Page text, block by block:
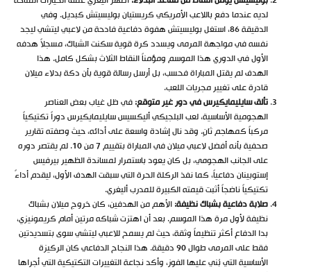
لديه عندما دفع باللاعب الأمريكي كريستيان بوليسيتش كبديل. وفي
الدقيقة 86، استغل بوليسيتش هفوة دفاعية فادحة من لاعبي ليتشي ليجد
نفسه في مواجهة المرمى ويسدد كرة قوية سكنت الشباك، مسجلاً هدفه
الأول في الدوري هذا الموسم ومؤمناً النقاط الثلاث بشكل كامل. هذا
الهدف لم يقتل المباراة فحسب، بل أرسل رسالة قوية بأن دكة بدلاء ميلان
قادرة على تغيير مجريات اللعب.
تألق سايليمايكيرس في دور غير متوقع:في ظل غياب بعض العناصر
الهجومية الأساسية، لعب البلجيكي أليكسيس سايليمايكيرس دوراً تكتيكياً
مركباً كمهاجم ثانٍ. وقد نال إشادة واسعة على أدائه، حيث وصفته تقارير
صحفية بأنه أفضل لاعبي ميلان في المباراة بتقييم 7 من 10. لم يقتصر دوره
على الجانب الهجومي، بل كان يعود باستمرار لمساندة الظهير بيرفيس
إستوبينان دفاعياً، كما نفذ الركلة الحرة التي سبقت الهدف الأول، ليقدم أداءً
تكتيكياً ناضجاً أثبت قيمته الكبيرة للمدرب أليغري.
صلابة دفاعية بشباك نظيفة:الأهم من الهدفين، كان خروج ميلان بشباك
نظيفة لأول مرة هذا الموسم. بعد أن اهتزت شباكه مرتين أمام كريمونيزي،
بدا الدفاع أكثر تنظيماً وثقة، حيث لم يسمح للاعبي ليتشي سوى بتسديدتين
فقط على المرمى طوال 90 دقيقة. هذا النجاح الدفاعي كان الركيزة
الأساسية التي بُني عليها الفوز، وأكد نجاعة التغييرات التكتيكية التي أجراها